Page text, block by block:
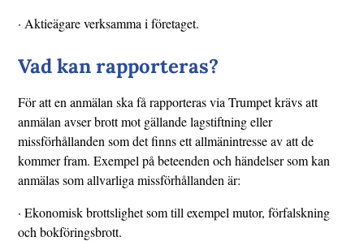
· Aktieägare verksamma i företaget.
Vad kan rapporteras?
För att en anmälan ska få rapporteras via Trumpet krävs att
anmälan avser brott mot gällande lagstiftning eller
missförhållanden som det finns ett allmänintresse av att de
kommer fram. Exempel på beteenden och händelser som kan
anmälas som allvarliga missförhållanden är:
· Ekonomisk brottslighet som till exempel mutor, förfalskning
och bokföringsbrott.